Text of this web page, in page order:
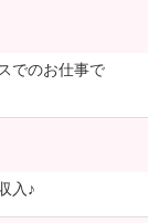
でのお仕事で
入♪